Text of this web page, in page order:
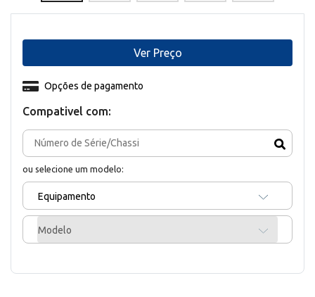
Compativel com:
ou selecione um modelo:
Equipamento
Modelo
Opções de pagamento
Ver Preço